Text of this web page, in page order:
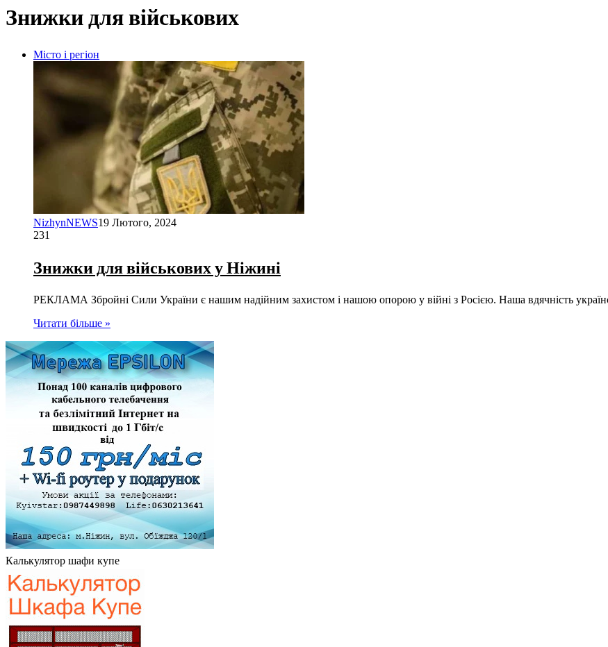
Знижки для військових
Місто і регіон
NizhynNEWS19 Лютого, 2024
231
Знижки для військових у Ніжині
РЕКЛАМА Збройні Сили України є нашим надійним захистом і нашою опорою у війні з Росією. Наша вдячність
Читати більше »
Калькулятор шафи купе